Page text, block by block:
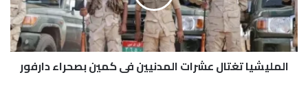
ل
أ
ح
ش
ي
ا
ت
المليشيا تغتال عشرات المدنيين في كمين بصحراء دارفور